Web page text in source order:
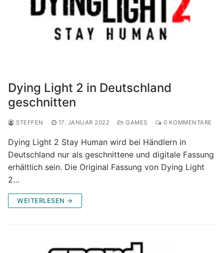
Dying Light 2 in Deutschland
geschnitten
STEFFEN 17. JANUAR 2022 GAMES 0 KOMMENTARE
Dying Light 2 Stay Human wird bei Händlern in
Deutschland nur als geschnittene und digitale Fassung
erhältlich sein. Die Original Fassung von Dying Light
2…
WEITERLESEN →